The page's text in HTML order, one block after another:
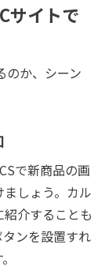
サイトで
のか、シーン
で新商品の画
しょう。カル
介することも
ンを設置すれ